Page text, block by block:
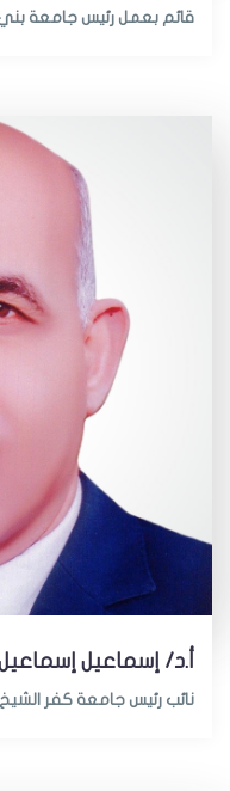
قائم بعمل رئيس جامعة
أ.د/ إسماعيل
نائب رئيس جامعة كفر الشيخ